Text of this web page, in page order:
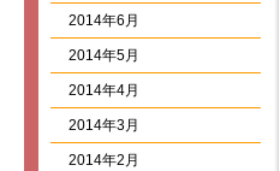
2014年6月
2014年5月
2014年4月
2014年3月
2014年2月